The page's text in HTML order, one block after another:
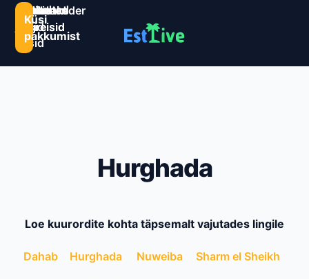
Sihtkohad
reisid
Estlive
ringreisid
Goa
reisid
Premio
ringreisid
Reisikalender
Järelmaks
Kontaktid
Küsi
pakkumist
Hurghada
Loe kuurordite kohta täpsemalt vajutades lingile
Dahab Hurghada Nuweiba Sharm el Sheikh